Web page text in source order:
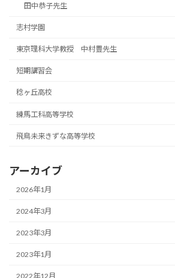
田中恭子先生
志村学園
東京理科大学教授 中村豊先生
短期講習会
稔ヶ丘高校
練馬工科高等学校
飛鳥未来きずな高等学校
アーカイブ
2026年1月
2024年3月
2023年3月
2023年1月
2022年12月